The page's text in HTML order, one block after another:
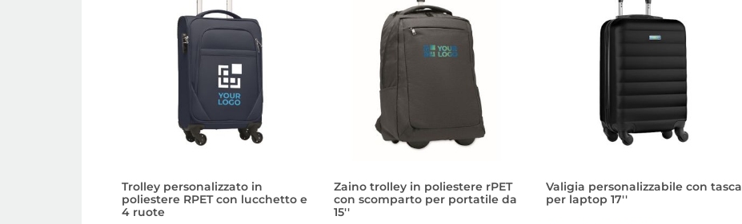
Trolley personalizzato in
poliestere RPET con lucchetto e
4 ruote
Zaino trolley in poliestere rPET
con scomparto per portatile da
15''
Valigia personalizzabile con tasca
per laptop 17''